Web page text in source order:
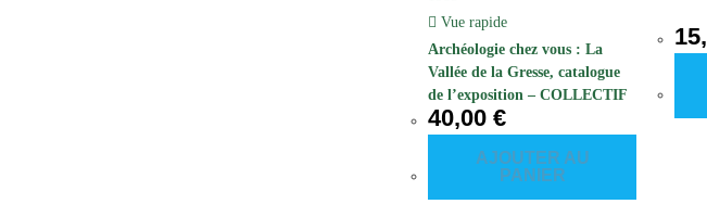
Vue rapide
Archéologie chez vous : La
Vallée de la Gresse, catalogue
de l’exposition – COLLECTIF
– 1985
40,00€
AJOUTER AU
PANIER